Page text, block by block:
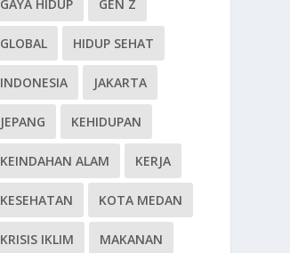
GAYA HIDUP GEN Z
GLOBAL HIDUP SEHAT
INDONESIA JAKARTA
JEPANG KEHIDUPAN
KEINDAHAN ALAM KERJA
KESEHATAN KOTA MEDAN
KRISIS IKLIM MAKANAN